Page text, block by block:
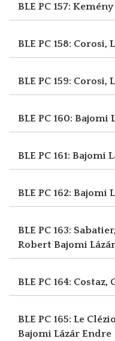
BLE PC 157:
BLE PC 158: Corosi,
BLE PC 159: Corosi,
BLE PC 160: Bajomi
BLE PC 161: Bajomi
BLE PC 162: Bajomi
BLE PC 163:
Robert Bajomi
BLE PC 164: Costaz,
BLE PC 165: Le
Bajomi Lázár Endre